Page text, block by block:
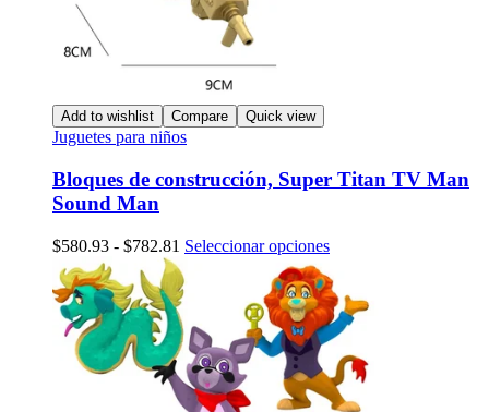
Add to wishlist Compare Quick view
Juguetes para niños
Bloques de construcción, Super Titan TV Man
Sound Man
$580.93 - $782.81 Rango
de
precios:
desde
$580.93
hasta
$782.81
Seleccionar opcionesEste
tiene
múltiples
variantes.
Las
opciones
se
pueden